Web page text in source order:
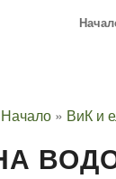
Начало » ВиК и